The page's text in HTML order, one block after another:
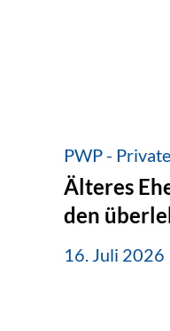
PWP -
Älteres
den
16. Juli 2026